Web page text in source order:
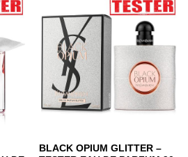
BLACK OPIUM GLITTER –